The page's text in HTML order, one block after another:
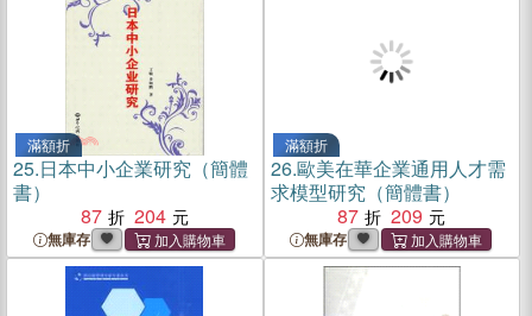
滿額折
25.日本中小企業研究（簡體
書）
87
204
無庫存
滿額折
26.歐美在華企業通用人才需
求模型研究（簡體書）
87
209
無庫存